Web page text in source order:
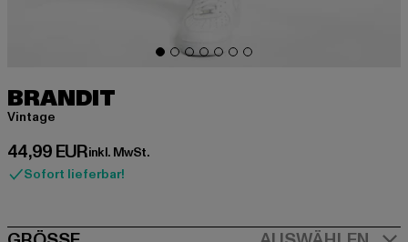
BRANDIT
Vintage
44,99 EUR
Derzeitiger Preis: 44,99 EUR
inkl. MwSt.
Sofort lieferbar!